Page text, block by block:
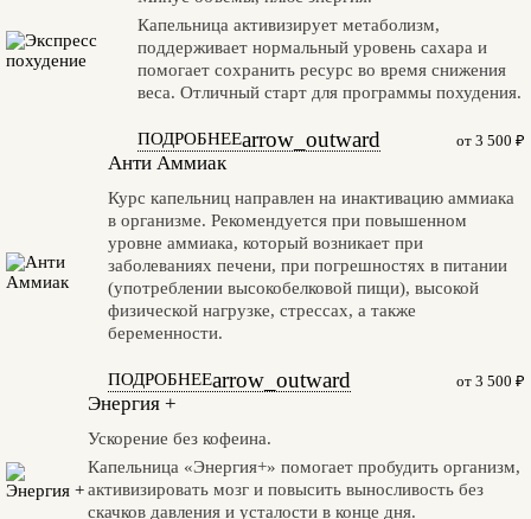
Капельница активизирует метаболизм,
поддерживает нормальный уровень сахара и
помогает сохранить ресурс во время снижения
веса. Отличный старт для программы похудения.
ПОДРОБНЕЕarrow_outward от 3 500 ₽
Анти Аммиак
Курс капельниц направлен на инактивацию аммиака
в организме. Рекомендуется при повышенном
уровне аммиака, который возникает при
заболеваниях печени, при погрешностях в питании
(употреблении высокобелковой пищи), высокой
физической нагрузке, стрессах, а также
беременности.
ПОДРОБНЕЕarrow_outward от 3 500 ₽
Энергия +
Ускорение без кофеина.
Капельница «Энергия+» помогает пробудить организм,
активизировать мозг и повысить выносливость без
скачков давления и усталости в конце дня.